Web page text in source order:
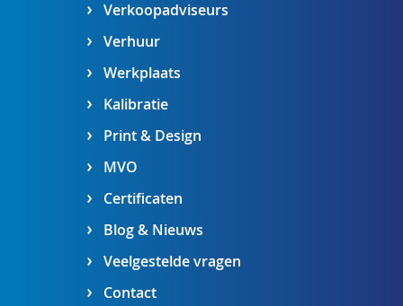
Verkoopadviseurs
Verhuur
Werkplaats
Kalibratie
Print & Design
MVO
Certificaten
Blog & Nieuws
Veelgestelde vragen
Contact